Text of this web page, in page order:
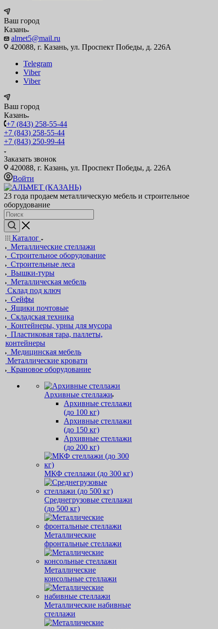
Ваш город
Казань
almet5@mail.ru
420088, г. Казань, ул. Проспект Победы, д. 226А
Telegram
Viber
Viber
Ваш город
Казань
+7 (843) 258-55-44
+7 (843) 258-55-44
+7 (843) 250-99-44
Заказать звонок
420088, г. Казань, ул. Проспект Победы, д. 226А
Войти
23 года продаем металлическую мебель и строительное
оборудование
Каталог
Металлические стеллажи
Строительное оборудование
Строительные леса
Вышки-туры
Металлическая мебель
Склад под ключ
Сейфы
Ящики почтовые
Складская техника
Контейнеры, урны для мусора
Пластиковая тара, паллеты,
контейнеры
Медицинская мебель
Металлические кровати
Крановое оборудование
Архивные стеллажи
Архивные стеллажи
(до 100 кг)
Архивные стеллажи
(до 150 кг)
Архивные стеллажи
(до 200 кг)
МКФ стеллажи (до 300 кг)
Среднегрузовые стеллажи
(до 500 кг)
Металлические
фронтальные стеллажи
Металлические
консольные стеллажи
Металлические набивные
стеллажи